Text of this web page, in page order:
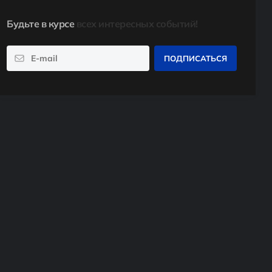
Будьте в курсе всех интересных событий!
ПОДПИСАТЬСЯ